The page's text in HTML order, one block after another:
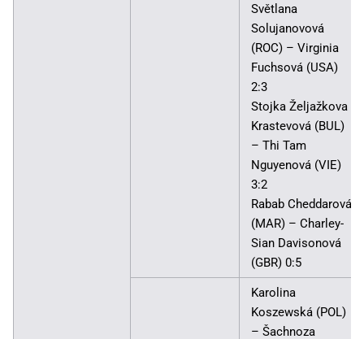
Světlana
Solujanovová
(ROC) – Virginia
Fuchsová (USA)
2:3
Stojka Željažkova
Krastevová (BUL)
– Thi Tam
Nguyenová (VIE)
3:2
Rabab Cheddarová
(MAR) – Charley-
Sian Davisonová
(GBR) 0:5
Karolina
Koszewská (POL)
– Šachnoza